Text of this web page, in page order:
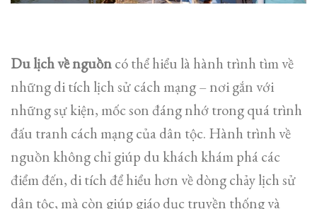
Du lịch về nguồncó thể hiểu là hành trình tìm về
những di tích lịch sử cách mạng – nơi gắn với
những sự kiện, mốc son đáng nhớ trong quá trình
đấu tranh cách mạng của dân tộc. Hành trình về
nguồn không chỉ giúp du khách khám phá các
điểm đến, di tích để hiểu hơn về dòng chảy lịch sử
dân tộc, mà còn giúp giáo dục truyền thống và